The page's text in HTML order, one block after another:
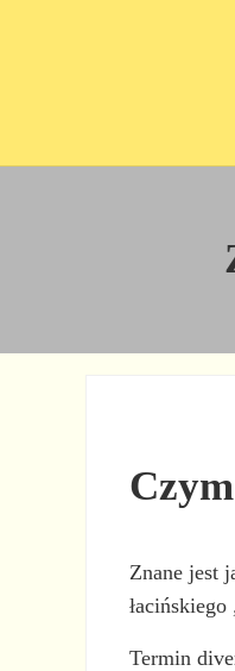
Znane jest
łacińskiego
Termin